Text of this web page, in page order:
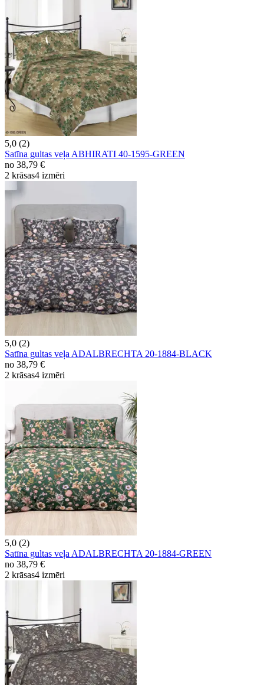
5,0 (2)
Satīna gultas veļa ABHIRATI 40-1595-GREEN
no 38,79 €
2 krāsas4 izmēri
5,0 (2)
Satīna gultas veļa ADALBRECHTA 20-1884-BLACK
no 38,79 €
2 krāsas4 izmēri
5,0 (2)
Satīna gultas veļa ADALBRECHTA 20-1884-GREEN
no 38,79 €
2 krāsas4 izmēri